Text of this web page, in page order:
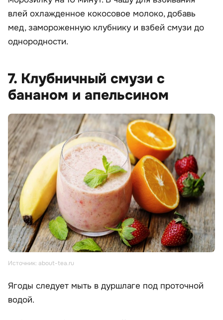
влей охлажденное кокосовое молоко, добавь
мед, замороженную клубнику и взбей смузи до
однородности.
7. Клубничный смузи с
бананом и апельсином
Источник: about-tea.ru
Ягоды следует мыть в дуршлаге под проточной
водой.